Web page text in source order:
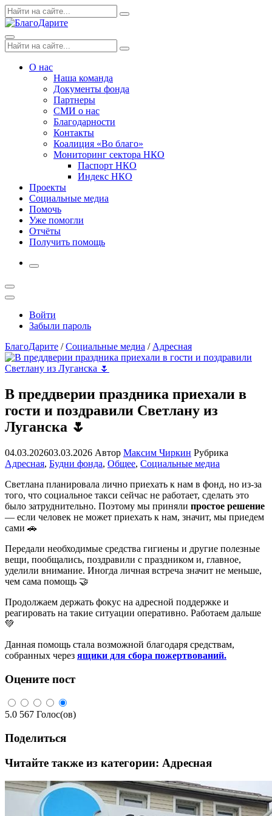
Skip
to
Поиск
по:
Search
Menu
Поиск
по:
Search
О нас
Наша команда
Документы фонда
Партнеры
СМИ о нас
Благодарности
Контакты
Коалиция «Во благо»
Мониторинг сектора НКО
Паспорт НКО
Индекс НКО
Проекты
Социальные медиа
Помочь
Уже помогли
Отчёты
Получить помощь
More
Открыть
поиск
Профиль
Войти
Забыли пароль
БлагоДарите /Социальные медиа / Адресная
В преддверии праздника приехали в
гости и поздравили Светлану из
Луганска 🌷
04.03.202603.03.2026 Автор Максим Чиркин Рубрика
Адресная, Будни фонда, Общее, Социальные медиа
Светлана планировала лично приехать к нам в фонд, но из-за
того, что социальное такси сейчас не работает, сделать это
было затруднительно. Поэтому мы приняли простое решение
— если человек не может приехать к нам, значит, мы приедем
сами 🚗
Передали необходимые средства гигиены и другие полезные
вещи, пообщались, поздравили с праздником и, главное,
уделили внимание. Иногда личная встреча значит не меньше,
чем сама помощь 🤝
Продолжаем держать фокус на адресной поддержке и
реагировать на такие ситуации оперативно. Работаем дальше
💚
Данная помощь стала возможной благодаря средствам,
собранных через ящики для сбора пожертвований.
Оцените пост
5.0 567 Голос(ов)
Поделиться
Читайте также из категории: Адресная